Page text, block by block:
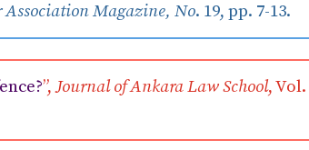
Association Magazine, No. 19, pp. 7-13.
”,Journal of Ankara Law School, Vol.